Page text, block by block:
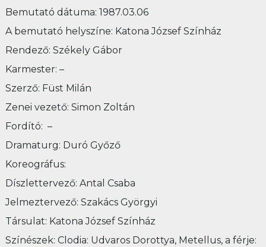
Bemutató dátuma: 1987.03.06
A bemutató helyszíne: Katona József Színház
Rendező: Székely Gábor
Karmester: –
Szerző: Füst Milán
Zenei vezető: Simon Zoltán
Fordító: –
Dramaturg: Duró Győző
Koreográfus:
Díszlettervező: Antal Csaba
Jelmeztervező: Szakács Györgyi
Társulat: Katona József Színház
Színészek: Clodia: Udvaros Dorottya, Metellus, a férje: